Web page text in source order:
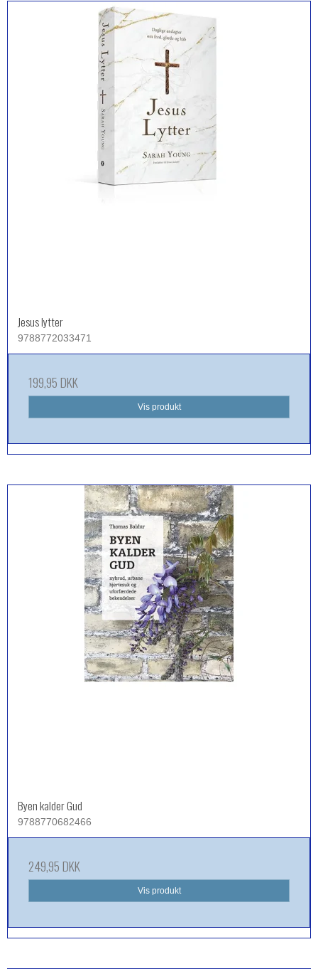
Jesus lytter
9788772033471
199,95 DKK
Vis produkt
Byen kalder Gud
9788770682466
249,95 DKK
Vis produkt